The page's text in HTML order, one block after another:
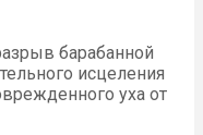
барабанной
исцеления
уха от